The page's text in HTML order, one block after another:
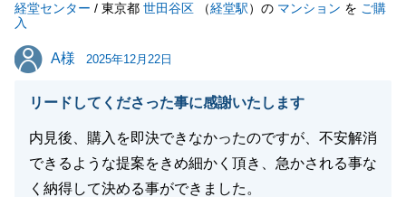
経堂センター / 東京都 世田谷区 （経堂駅）の マンション を ご購
入
A様
A様 2025年12月22日
リードしてくださった事に感謝いたします
内見後、購入を即決できなかったのですが、不安解消
できるような提案をきめ細かく頂き、急かされる事な
く納得して決める事ができました。